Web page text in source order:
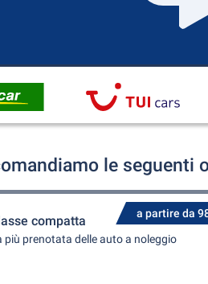
le seguenti
a partire da
compatta
più prenotata delle auto a noleggio